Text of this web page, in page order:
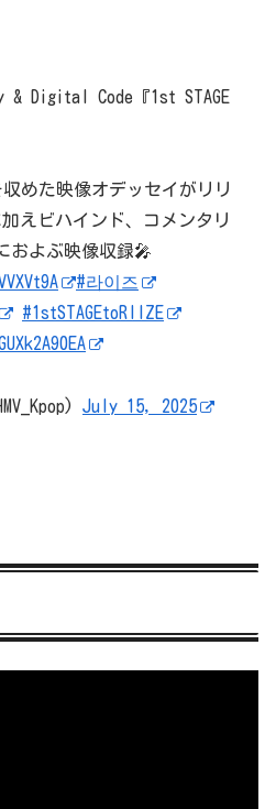
& Digital Code『1st STAGE
めた映像オデッセイがリリ
えビハインド、コメンタリ
およぶ映像収録🎤
#라이즈
#1stSTAGEtoRIIZE
July 15, 2025